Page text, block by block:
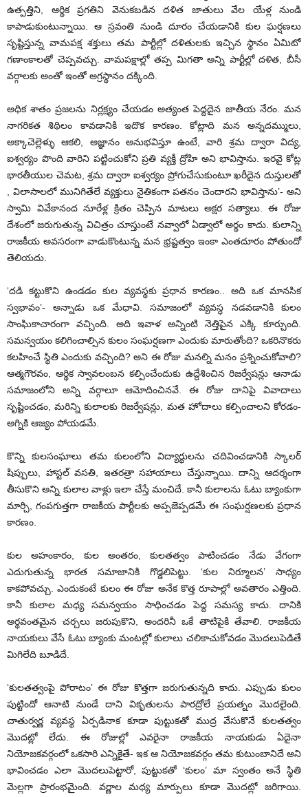
ఉత్పత్తిని, ఆర్థిక ప్రగతిని వెనుకబడిన దళిత జాతులు వేల యేళ్ల నుండి
కాపాడుకుంటున్నాయి. ఆ స్రవంతి నుండి దూరం చేయడానికి కుల ఘర్షణలు
సృష్టిస్తున్న వామపక్ష శక్తులు తమ పార్టీల్లో దళితులకు ఇచ్చిన స్థానం ఏమిటో
గణాంకాలతో చెప్పవచ్చు. వామపక్షాల్లో తప్ప మిగతా అన్ని పార్టీల్లో దళిత, బీసీ
వర్గాలకు అంతో ఇంతో అగ్రస్థానం దక్కింది.
అధిక శాతం ప్రజలను నిర్లక్ష్యం చేయడం అత్యంత పెద్దదైన జాతీయ నేరం. మన
నాగరికత శిథిలం కావడానికి ఇదొక కారణం. కోట్లాది మన అన్నదమ్ములు,
అక్కాచెల్లెళ్ళు ఆకలి, అజ్ఞానం అనుభవిస్తూ ఉంటే, వారి శ్రమ ద్వారా విద్య,
ఐశ్వర్యం పొంది వారిని పట్టించుకోని ప్రతి వ్యక్తీ ద్రోహి అని భావిస్తాను. ఇరవై కోట్ల
భారతీయుల చెమట, శ్రమ ద్వారా ఐశ్వర్యం ప్రోగుచేసుకుంటూ ఖరీదైన దుస్తులతో
, విలాసాలలో మునిగితేలే వ్యక్తులు నైతికంగా పతనం చెందారని భావిస్తాను’- అని
స్వామి వివేకానంద నూరేళ్ల క్రితం చెప్పిన మాటలు అక్షర సత్యాలు. ఈ రోజు
దేశంలో జరుగుతున్న విచిత్రం చూస్తుంటే నవ్వాలో ఏడ్వాలో అర్థం కాదు. కులాన్ని
రాజకీయ అవసరంగా వాడుకొంటున్న మన భ్రష్టత్వం ఇంకా ఎంతదూరం పోతుందో
తెలియదు.
‘దడి కట్టుకొని ఉండడం కుల వ్యవస్థకు ప్రధాన కారణం.. అది ఒక మానసిక
స్వభావం’- అన్నాడు ఒక మేధావి. సమాజంలో వ్యవస్ధ నడవడానికి కులం
సాంఘికాచారంగా వచ్చింది. అది ఇవాళ అన్నింటి నెత్తిపైన ఎక్కి కూర్చుంది.
సమన్వయం కలిగించాల్సిన కులం సంఘర్షణగా ఎందుకు మారుతోంది? ఒకరినొకరు
కలహించే స్థితి ఎందుకు వచ్చింది? అని ఈ రోజు మనల్ని మనం ప్రశ్నించుకోవాలి?
ఆత్మగౌరవం, ఆర్థిక స్వావలంబన కల్పించేందుకు ఉద్దేశించిన రిజర్వేషన్లు ఆనాడు
సమాజంలోని అన్ని వర్గాలూ ఆమోదించినవే. ఈ రోజు దానిపై వివాదాలు
సృష్టించడం, మరిన్ని కులాలకు రిజర్వేషన్లు, మత హోదాలు కల్పించాలని కోరడం-
అగ్నికి ఆజ్యం పోయడమే.
కొన్ని కులసంఘాలు తమ కులంలోని విద్యార్థులను చదివించడానికి స్కాలర్
షిప్పులు, హాస్టల్ వసతి, ఇతరత్రా సహాయాలు చేస్తున్నాయి. దాన్ని ఆదర్శంగా
తీసుకొని అన్ని కులాల వాళ్లు ఇలా చేస్తే మంచిదే. కానీ కులాలను ఓటు బ్యాంకుగా
మార్చి, గంపగుత్తగా రాజకీయ పార్టీలకు అప్పజెప్పడమే ఈ సంఘర్షణలకు ప్రధాన
కారణం.
కుల అహంకారం, కుల అంతరం, కులతత్వం పాటించడం నేడు వేగంగా
ఎదుగుతున్న భారత సమాజానికి గొడ్డలిపెట్టు. ‘కుల నిర్మూలన’ సాధ్యం
కాకపోవచ్చు. ఎందుకంటే కులం ఈ రోజు అనేక కొత్త రూపాల్లో అవతారం ఎత్తింది.
కానీ కులాల మధ్య సమన్వయం సాధించడం పెద్ద సమస్య కాదు. దానికి
అర్థవంతమైన చర్చలు జరుపుకొని, అందరినీ ఒకే తాటిపైకి తేవాలి. రాజకీయ
నాయకులు వేసే ఓటు బ్యాంకు మంటల్లో కులాలు చలికాచుకోవడం మొదలుపెడితే
మిగిలేది బూడిదే.
‘కులతత్వంపై పోరాటం’ ఈ రోజు కొత్తగా జరుగుతున్నది కాదు. ఎప్పుడు కులం
పుట్టిందో ఆనాటి నుండే దాని వికృతులను పారద్రోలే ప్రయత్నం మొదలైంది.
చాతుర్వర్ణ వ్యవస్థ ఏర్పడినాక కూడా పుట్టుకతో ముద్ర వేసుకొనే కులతత్వం
మొదట్లో లేదు. ఈ రోజుల్లో ఎవరైనా రాజకీయ నాయకుడు ఏదైనా
నియోజకవర్గంలో ఒకసారి ఎన్నికైతే- ఇక ఆ నియోజకవర్గం తమ కుటుంబానిదే అని
భావించడం ఎలా మొదలుపెట్టారో, పుట్టుకతో ‘కులం’ మా స్వంతం అనే స్థితి
మెల్లగా ప్రారంభమైంది. వర్ణాల మధ్య మార్పులు కూడా మొదట్లో జరిగాయి.